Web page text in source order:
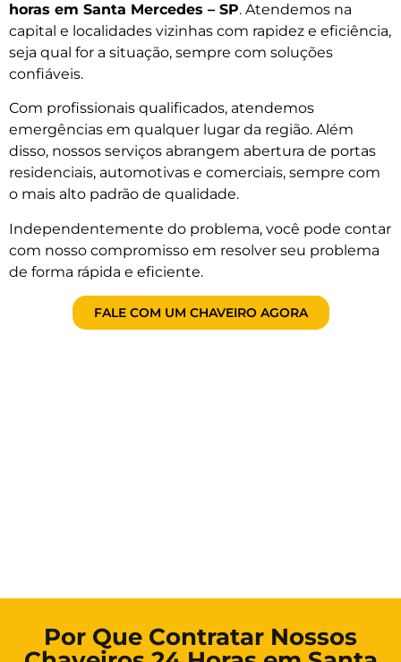
horas em Santa Mercedes – SP. Atendemos na
capital e localidades vizinhas com rapidez e eficiência,
seja qual for a situação, sempre com soluções
confiáveis.
Com profissionais qualificados, atendemos
emergências em qualquer lugar da região. Além
disso, nossos serviços abrangem abertura de portas
residenciais, automotivas e comerciais, sempre com
o mais alto padrão de qualidade.
Independentemente do problema, você pode contar
com nosso compromisso em resolver seu problema
de forma rápida e eficiente.
FALE COM UM CHAVEIRO AGORA
Por Que Contratar Nossos